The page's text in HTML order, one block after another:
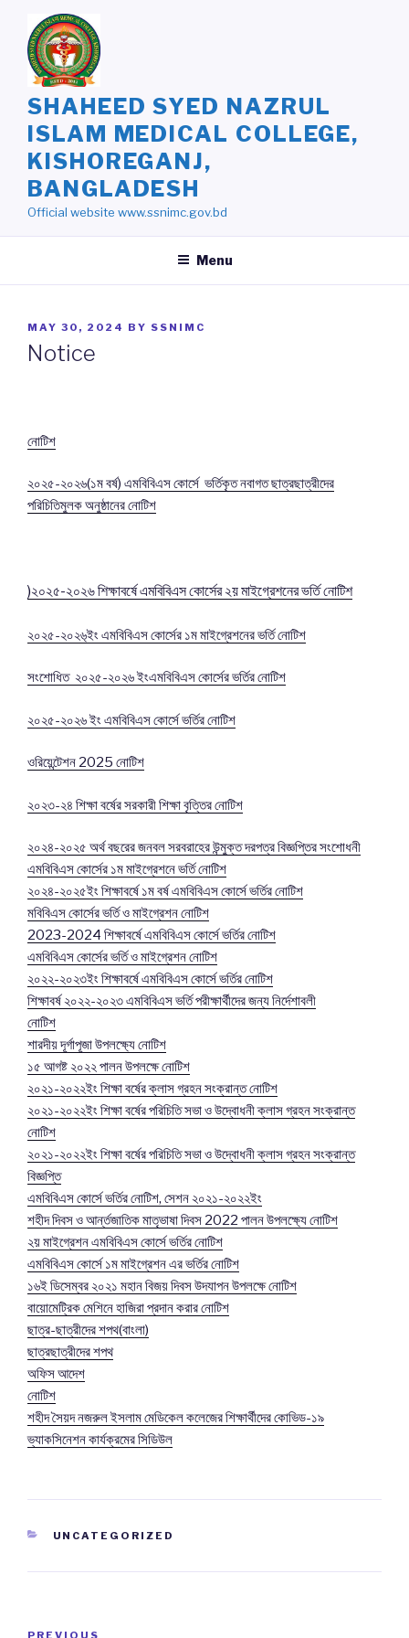
content
SHAHEED SYED NAZRUL
ISLAM MEDICAL COLLEGE,
KISHOREGANJ,
BANGLADESH
Official website www.ssnimc.gov.bd
Menu
POSTED
ON
MAY 30, 2024 BY SSNIMC
Notice
নোটিশ
২০২৫-২০২৬(১ম বর্ষ) এমবিবিএস কোর্সে ভর্তিকৃত নবাগত ছাত্রছাত্রীদের
পরিচিতিমুলক অনুষ্ঠানের নোটিশ
)২০২৫-২০২৬ শিক্ষাবর্ষেএমবিবিএস কোর্সের২য় মাইগ্রেশনের ভর্তি নোটিশ
২০২৫-২০২৬্ইং এমবিবিএস কোর্সের ১ম মাইগ্রেশনের ভর্তি নোটিশ
সংশোধিত ২০২৫-২০২৬ ইংএমবিবিএস কোর্সের ভর্তির নোটিশ
২০২৫-২০২৬ ইং এমবিবিএস কোর্সে ভর্তির নোটিশ
ওরিয়েন্টেশন 2025 নোটিশ
২০২৩-২৪ শিক্ষা বর্ষের সরকারী শিক্ষা বৃত্তির নোটিশ
২০২৪-২০২৫ অর্থ বছরের জনবল সরবরাহের উন্মুক্ত দরপত্র বিজ্ঞপ্তির সংশোধনী
এমবিবিএস কোর্সের ১ম মাইগ্রেশনে ভর্তি নোটিশ
২০২৪-২০২৫ইং শিক্ষাবর্ষে ১ম বর্ষ এমবিবিএস কোর্সে ভর্তির নোটিশ
মবিবিএস কোর্সের ভর্তি ও মাইগ্রেশন নোটিশ
2023-2024 শিক্ষাবর্ষে এমবিবিএস কোর্সে ভর্তির নোটিশ
এমবিবিএস কোর্সের ভর্তি ও মাইগ্রেশন নোটিশ
২০২২-২০২৩ইং শিক্ষাবর্ষে এমবিবিএস কোর্সে ভর্তির নোটিশ
শিক্ষাবর্ষ ২০২২-২০২৩ এমবিবিএস ভর্তি পরীক্ষার্থীদের জন্য নির্দেশাবলী
নোটিশ
শারদীয় দূর্গাপূজা উপলক্ষ্যে নোটিশ
১৫ আগষ্ট ২০২২ পালন উপলক্ষে নোটিশ
২০২১-২০২২ইং শিক্ষা বর্ষের ক্লাস গ্রহন সংক্রান্ত নোটিশ
২০২১-২০২২ইং শিক্ষা বর্ষের পরিচিতি সভা ও উদ্বোধনী ক্লাস গ্রহন সংক্রান্ত
নোটিশ
২০২১-২০২২ইং শিক্ষা বর্ষের পরিচিতি সভা ও উদ্বোধনী ক্লাস গ্রহন সংক্রান্ত
বিজ্ঞপ্তি
এমবিবিএস কোর্সে ভর্তির নোটিশ, সেশন ২০২১-২০২২ইং
শহীদ দিবস ও আর্ন্তজাতিক মাতৃভাষা দিবস 2022 পালন উপলক্ষ্যে নোটিশ
২য় মাইগ্রেশন এমবিবিএস কোর্সে ভর্তির নোটিশ
এমবিবিএস কোর্সে ১ম মাইগ্রেশন এর ভর্তির নোটিশ
১৬ই ডিসেম্বর ২০২১ মহান বিজয় দিবস উদযাপন উপলক্ষে নোটিশ
বায়োমেট্রিক মেশিনে হাজিরা প্রদান করার নোটিশ
ছাত্র-ছাত্রীদের শপথ(বাংলা)
ছাত্রছাত্রীদের শপথ
অফিস আদেশ
নোটিশ
শহীদ সৈয়দ নজরুল ইসলাম মেডিকেল কলেজের শিক্ষার্থীদের কোভিড-১৯
ভ্যাকসিনেশন কার্যক্রমের সিডিউল
CATEGORIES
UNCATEGORIZED
PREVIOUS